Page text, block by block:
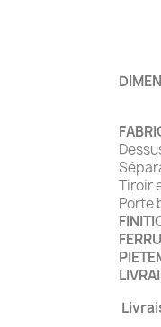
2
1
1
Tiroir
Porte